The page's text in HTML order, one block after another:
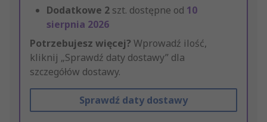
Dodatkowe 2 szt. dostępne od 10
sierpnia 2026
Potrzebujesz więcej? Wprowadź ilość,
kliknij „Sprawdź daty dostawy” dla
szczegółów dostawy.
Sprawdź daty dostawy